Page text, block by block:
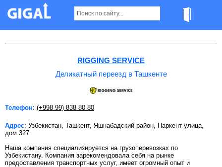
Деликатный переезд в Ташкенте
RIGGING SERVICE
Деликатный переезд в Ташкенте
Телефон: (+998 99) 838 80 80
Адрес: Узбекистан, Ташкент, Яшнабадский район, Паркент улица,
дом 327
Наша компания специализируется на грузоперевозках по
Узбекистану. Компания зарекомендовала себя на рынке
предоставления транспортных услуг, имеет огромный опыт и